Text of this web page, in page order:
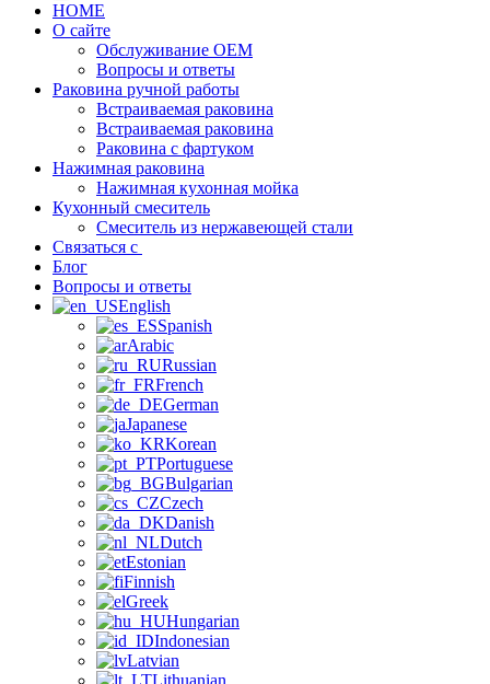
HOME
О сайте
Обслуживание OEM
Вопросы и ответы
Раковина ручной работы
Встраиваемая раковина
Встраиваемая раковина
Раковина с фартуком
Нажимная раковина
Нажимная кухонная мойка
Кухонный смеситель
Смеситель из нержавеющей стали
Связаться с
Блог
Вопросы и ответы
English
Spanish
Arabic
Russian
French
German
Japanese
Korean
Portuguese
Bulgarian
Czech
Danish
Dutch
Estonian
Finnish
Greek
Hungarian
Indonesian
Latvian